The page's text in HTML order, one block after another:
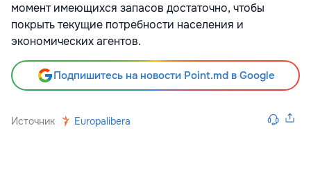
момент имеющихся запасов достаточно, чтобы
покрыть текущие потребности населения и
экономических агентов.
Подпишитесь на новости Point.md в Google
Источник Europalibera